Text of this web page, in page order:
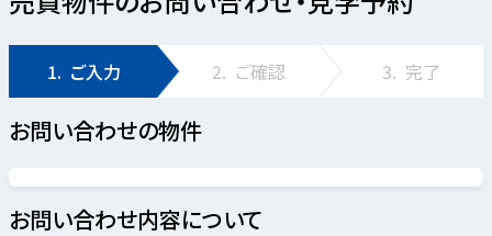
1. ご入力 2. ご確認 3. 完了
お問い合わせの物件
お問い合わせ内容について